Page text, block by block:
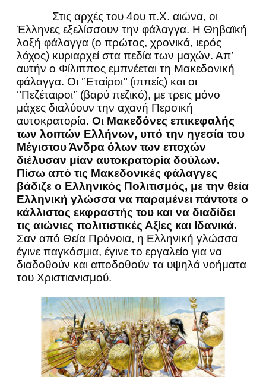
Στις αρχές του 4ου π.Χ. αιώνα, οι
Έλληνες εξελίσσουν την φάλαγγα. Η Θηβαϊκή
λοξή φάλαγγα (ο πρώτος, χρονικά, ιερός
λόχος) κυριαρχεί στα πεδία των μαχών. Απ’
αυτήν ο Φίλιππος εμπνέεται τη Μακεδονική
φάλαγγα. Οι ‘’Εταίροι’’ (ιππείς) και οι
‘’Πεζέταιροι’’ (βαρύ πεζικό), με τρεις μόνο
μάχες διαλύουν την αχανή Περσική
αυτοκρατορία. Οι Μακεδόνες επικεφαλής
των λοιπών Ελλήνων, υπό την ηγεσία του
Μέγιστου Άνδρα όλων των εποχών
διέλυσαν μίαν αυτοκρατορία δούλων.
Πίσω από τις Μακεδονικές φάλαγγες
βάδιζε ο Ελληνικός Πολιτισμός, με την θεία
Ελληνική γλώσσα να παραμένει πάντοτε ο
κάλλιστος εκφραστής του και να διαδίδει
τις αιώνιες πολιτιστικές Αξίες και Ιδανικά.
Σαν από Θεία Πρόνοια, η Ελληνική γλώσσα
έγινε παγκόσμια, έγινε το εργαλείο για να
διαδοθούν και αποδοθούν τα υψηλά νοήματα
του Χριστιανισμού.